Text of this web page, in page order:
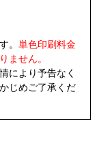
。 単色印刷料金
ません。
により予告なく
じめご了承くだ